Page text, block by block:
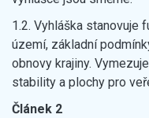
1.2. Vyhláška stanovuje
území, základní
obnovy krajiny.
stability a plochy pro
Článek 2